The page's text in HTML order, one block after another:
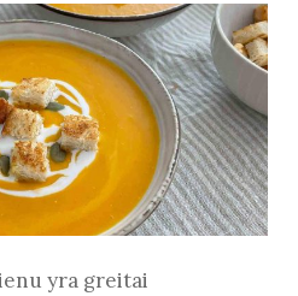
yra greitai